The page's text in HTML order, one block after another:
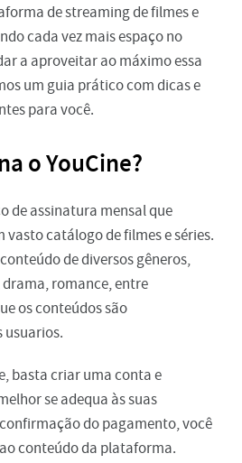
de streaming de filmes e
cada vez mais espaço no
a aproveitar ao máximo essa
um guia prático com dicas e
para você.
o YouCine?
de assinatura mensal que
vasto catálogo de filmes e séries.
de diversos gêneros,
romance, entre
os conteúdos são
usuarios.
basta criar uma conta e
se adequa às suas
do pagamento, você
conteúdo da plataforma.